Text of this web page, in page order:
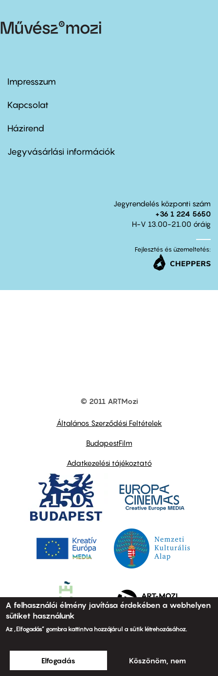
Footer
first
Impresszum
Kapcsolat
Footer
second
Házirend
Jegyvásárlási információk
Jegyrendelés központi szám
+36 1 224 5650
H-V 13.00-21.00 óráig
Fejlesztés és üzemeltetés:
© 2011 ARTMozi
Általános Szerződési Feltételek
BudapestFilm
Adatkezelési tájékoztató
A felhasználói élmény javítása érdekében a webhelyen
sütiket használunk
Az „Elfogadás” gombra kattintva hozzájárul a sütik létrehozásához.
Elfogadás Köszönöm, nem